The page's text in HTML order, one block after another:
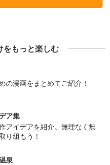
をもっと楽しむ
の漫画をまとめてご紹介！
ア集
アイデアを紹介。無理なく無
り組もう！
泉